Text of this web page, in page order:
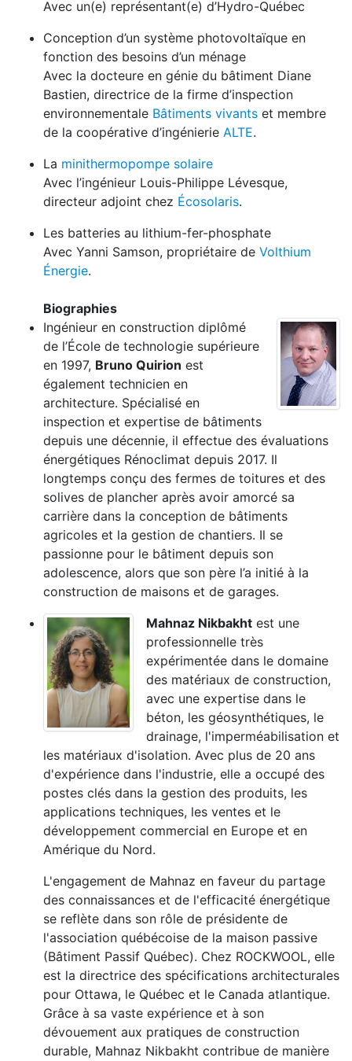
Avec un(e) représentant(e) d’Hydro-Québec
Conception d’un système photovoltaïque en
fonction des besoins d’un ménage
Avec la docteure en génie du bâtiment Diane
Bastien, directrice de la firme d’inspection
environnementale Bâtiments vivants et membre
de la coopérative d’ingénierie ALTE.
La minithermopompe solaire
Avec l’ingénieur Louis-Philippe Lévesque,
directeur adjoint chez Écosolaris.
Les batteries au lithium-fer-phosphate
Avec Yanni Samson, propriétaire de Volthium
Énergie.
Biographies
Ingénieur en construction diplômé
de l’École de technologie supérieure
en 1997, Bruno Quirion est
également technicien en
architecture. Spécialisé en
inspection et expertise de bâtiments
depuis une décennie, il effectue des évaluations
énergétiques Rénoclimat depuis 2017. Il
longtemps conçu des fermes de toitures et des
solives de plancher après avoir amorcé sa
carrière dans la conception de bâtiments
agricoles et la gestion de chantiers. Il se
passionne pour le bâtiment depuis son
adolescence, alors que son père l’a initié à la
construction de maisons et de garages.
Mahnaz Nikbakht est une
professionnelle très
expérimentée dans le domaine
des matériaux de construction,
avec une expertise dans le
béton, les géosynthétiques, le
drainage, l'imperméabilisation et
les matériaux d'isolation. Avec plus de 20 ans
d'expérience dans l'industrie, elle a occupé des
postes clés dans la gestion des produits, les
applications techniques, les ventes et le
développement commercial en Europe et en
Amérique du Nord.
L'engagement de Mahnaz en faveur du partage
des connaissances et de l'efficacité énergétique
se reflète dans son rôle de présidente de
l'association québécoise de la maison passive
(Bâtiment Passif Québec). Chez ROCKWOOL, elle
est la directrice des spécifications architecturales
pour Ottawa, le Québec et le Canada atlantique.
Grâce à sa vaste expérience et à son
dévouement aux pratiques de construction
durable, Mahnaz Nikbakht contribue de manière